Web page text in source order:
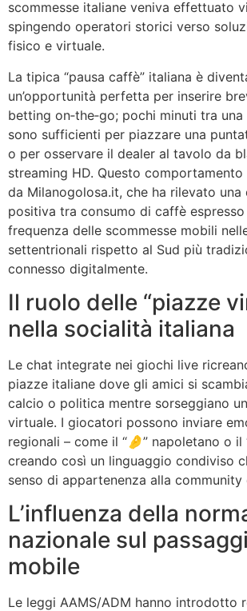
scommesse italiane veniva effettuato
spingendo operatori storici verso
fisico e virtuale.
La tipica “pausa caffè” italiana è
un’opportunità perfetta per inserire
betting on‑the‑go; pochi minuti tra una
sono sufficienti per piazzare una
o per osservare il dealer al tavolo da
streaming HD. Questo
da Milanogolosa.it, che ha rilevato una
positiva tra consumo di caffè
frequenza delle scommesse mobili
settentrionali rispetto al Sud più
connesso digitalmente.
Il ruolo delle “piazze
nella socialità italiana
Le chat integrate nei giochi live
piazze italiane dove gli amici si
calcio o politica mentre sorseggiano
virtuale. I giocatori possono inviare
regionali – come il “🤌” napoletano o il
creando così un linguaggio condiviso
senso di appartenenza alla
L’influenza della
nazionale sul
mobile
Le leggi AAMS/ADM hanno introdotto